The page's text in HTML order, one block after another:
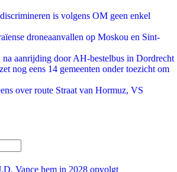
is volgens OM geen enkel
droneaanvallen op Moskou en Sint-
aanrijding door AH-bestelbus in Dordrecht
nog eens 14 gemeenten onder toezicht om
over route Straat van Hormuz, VS
Vance hem in 2028 opvolgt